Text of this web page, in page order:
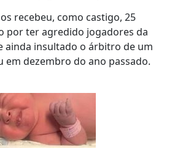
recebeu, como castigo, 25
por ter agredido jogadores da
ainda insultado o árbitro de um
em dezembro do ano passado.